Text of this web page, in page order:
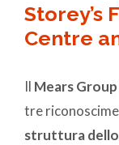
Storey’s
Centre
Il Mears
tre
struttura dello